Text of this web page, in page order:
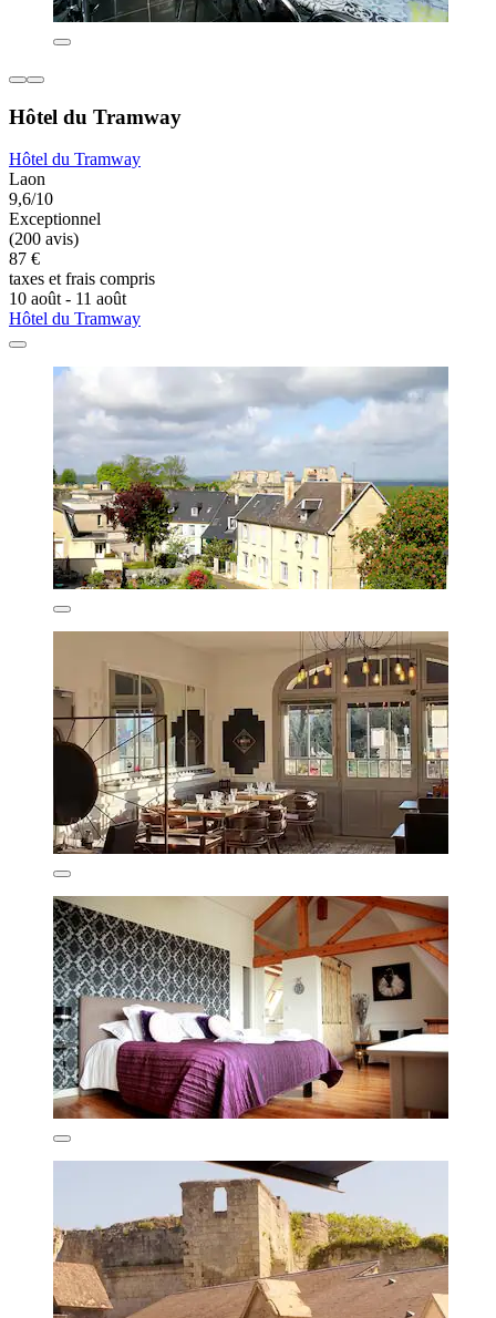
Hôtel du Tramway
Hôtel du Tramway
Laon
9,6/10
Exceptionnel
(200 avis)
87 €
taxes et frais compris
10 août - 11 août
Hôtel du Tramway